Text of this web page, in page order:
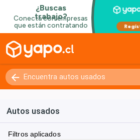
Autos usados
Filtros aplicados